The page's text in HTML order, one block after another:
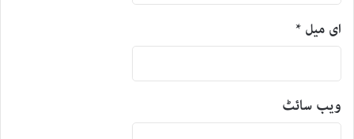
ای میل *
ویب‌ سائٹ